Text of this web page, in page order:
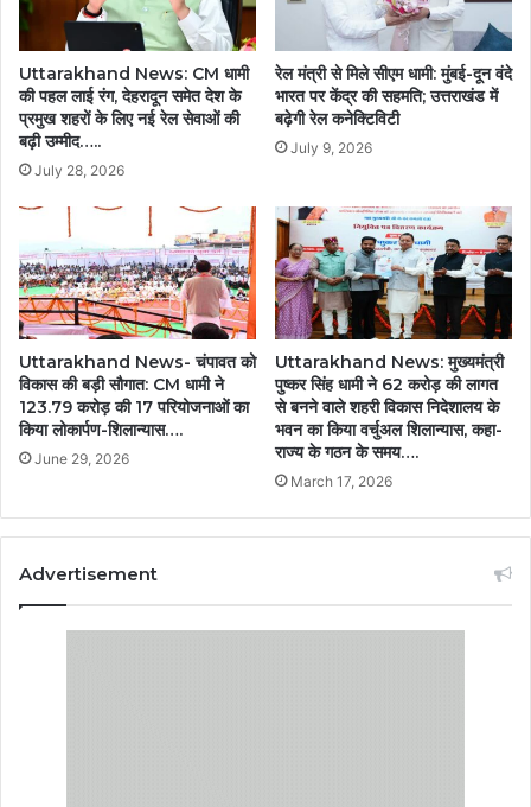
Uttarakhand News: CM धामी
की पहल लाई रंग, देहरादून समेत देश के
प्रमुख शहरों के लिए नई रेल सेवाओं की
बढ़ी उम्मीद…..
July 28, 2026
रेल मंत्री से मिले सीएम धामी: मुंबई-दून वंदे
भारत पर केंद्र की सहमति; उत्तराखंड में
बढ़ेगी रेल कनेक्टिविटी
July 9, 2026
Uttarakhand News- चंपावत को
विकास की बड़ी सौगात: CM धामी ने
123.79 करोड़ की 17 परियोजनाओं का
किया लोकार्पण-शिलान्यास….
June 29, 2026
Uttarakhand News: मुख्यमंत्री
पुष्कर सिंह धामी ने 62 करोड़ की लागत
से बनने वाले शहरी विकास निदेशालय के
भवन का किया वर्चुअल शिलान्यास, कहा-
राज्य के गठन के समय….
March 17, 2026
Advertisement